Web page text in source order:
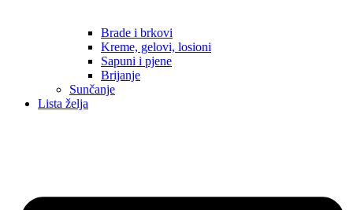
Brade i brkovi
Kreme, gelovi, losioni
Sapuni i pjene
Brijanje
Sunčanje
Lista želja